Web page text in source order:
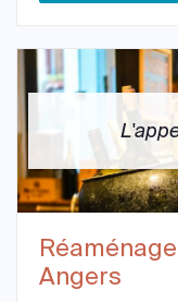
Angers